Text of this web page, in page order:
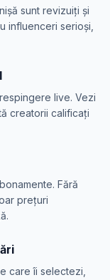
sunt revizuiți și
influenceri serioși,
live. Vezi
creatorii calificați
Fără
prețuri
care îi selectezi,